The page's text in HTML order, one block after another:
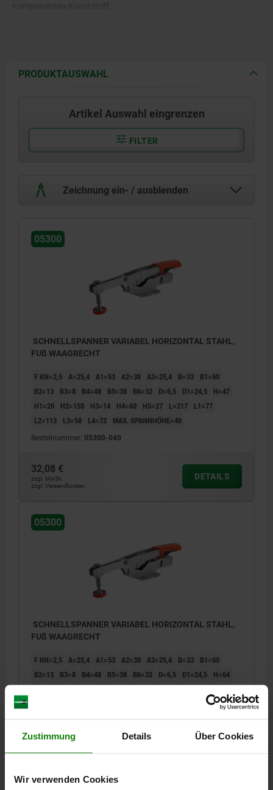
Zustimmung Details Über Cookies
Wir verwenden Cookies
PRODUKTAUSWAHL
Artikel Auswahl eingrenzen
FILTER
Zeichnung ein- / ausblenden
05300
SCHNELLSPANNER VARIABEL HORIZONTAL STAHL,
FUß WAAGRECHT
F KN=2,5 A=25,4 A1=53 A2=38 A3=25,4 B=33
B1=60
B2=13
B3=8 B4=48 B5=38 B6=32 D=6,5 D1=24,5
H=47
H1=20
H2=158 H3=14 H4=60 H5=27 L=217
L1=77
L2=113
L3=58 L4=72 MAX. SPANNHÖHE=40
Bestellnummer: 05300-040
32,08 €
zzgl. MwSt.
zzgl. Versandkosten
DETAILS
05300
SCHNELLSPANNER VARIABEL HORIZONTAL STAHL,
FUß WAAGRECHT
F KN=2,5 A=25,4 A1=53 A2=38 A3=25,4 B=33
B1=60
B2=13
B3=8 B4=48 B5=38 B6=32 D=6,5 D1=24,5
H=64
H1=36 H2=175 H3=14 H4=68 H5=44 L=217 L1=77
32,94 €